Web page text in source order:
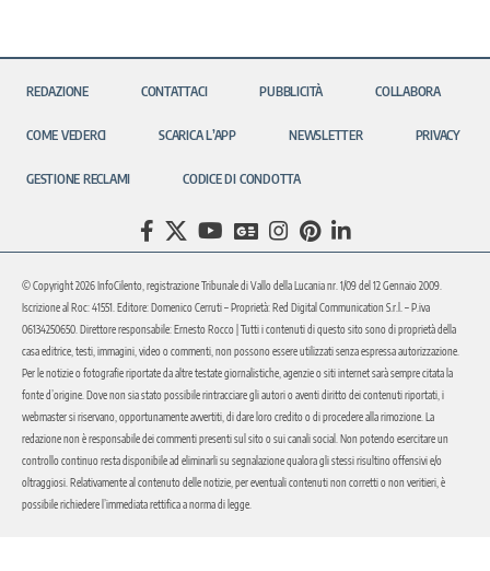
REDAZIONE CONTATTACI PUBBLICITÀ COLLABORA
COME VEDERCI SCARICA L’APP NEWSLETTER PRIVACY
GESTIONE RECLAMI CODICE DI CONDOTTA
© Copyright 2026 InfoCilento, registrazione Tribunale di Vallo della Lucania nr. 1/09 del 12 Gennaio 2009.
Iscrizione al Roc: 41551. Editore: Domenico Cerruti – Proprietà: Red Digital Communication S.r.l. – P.iva
06134250650. Direttore responsabile: Ernesto Rocco | Tutti i contenuti di questo sito sono di proprietà della
casa editrice, testi, immagini, video o commenti, non possono essere utilizzati senza espressa autorizzazione.
Per le notizie o fotografie riportate da altre testate giornalistiche, agenzie o siti internet sarà sempre citata la
fonte d’origine. Dove non sia stato possibile rintracciare gli autori o aventi diritto dei contenuti riportati, i
webmaster si riservano, opportunamente avvertiti, di dare loro credito o di procedere alla rimozione. La
redazione non è responsabile dei commenti presenti sul sito o sui canali social. Non potendo esercitare un
controllo continuo resta disponibile ad eliminarli su segnalazione qualora gli stessi risultino offensivi e/o
oltraggiosi. Relativamente al contenuto delle notizie, per eventuali contenuti non corretti o non veritieri, è
possibile richiedere l’immediata rettifica a norma di legge.